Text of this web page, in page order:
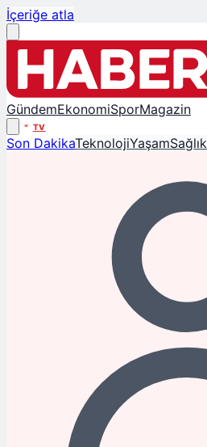
İçeriğe atla
GündemEkonomiSporMagazin
TV
Son DakikaTeknolojiYaşamSağlık